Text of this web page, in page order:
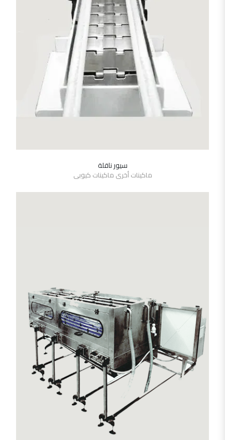
SHOW DETAILS
سيور ناقلة
ماكينات أخرى ماكينات كيوبى